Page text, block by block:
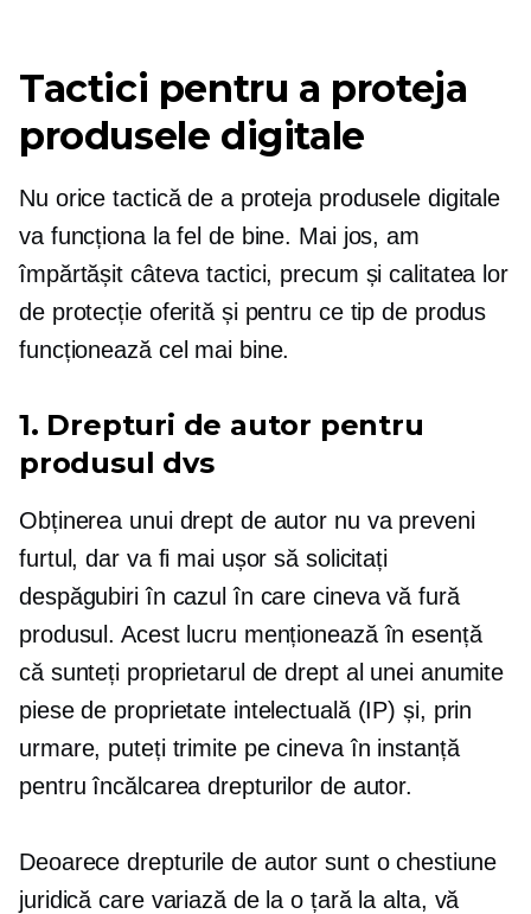
Tactici pentru a proteja
produsele digitale
Nu orice tactică de a proteja produsele digitale
va funcționa la fel de bine. Mai jos, am
împărtășit câteva tactici, precum și calitatea lor
de protecție oferită și pentru ce tip de produs
funcționează cel mai bine.
1. Drepturi de autor pentru
produsul dvs
Obținerea unui drept de autor nu va preveni
furtul, dar va fi mai ușor să solicitați
despăgubiri în cazul în care cineva vă fură
produsul. Acest lucru menționează în esență
că sunteți proprietarul de drept al unei anumite
piese de proprietate intelectuală (IP) și, prin
urmare, puteți trimite pe cineva în instanță
pentru încălcarea drepturilor de autor.
Deoarece drepturile de autor sunt o chestiune
juridică care variază de la o țară la alta, vă